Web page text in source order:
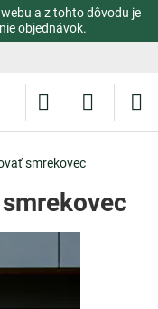
a z tohto dôvodu je
objednávok.
smrekovec